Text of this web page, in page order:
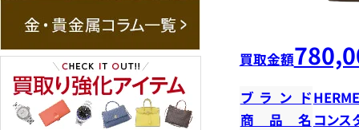
買取金額
ブランド
商品名 コンス